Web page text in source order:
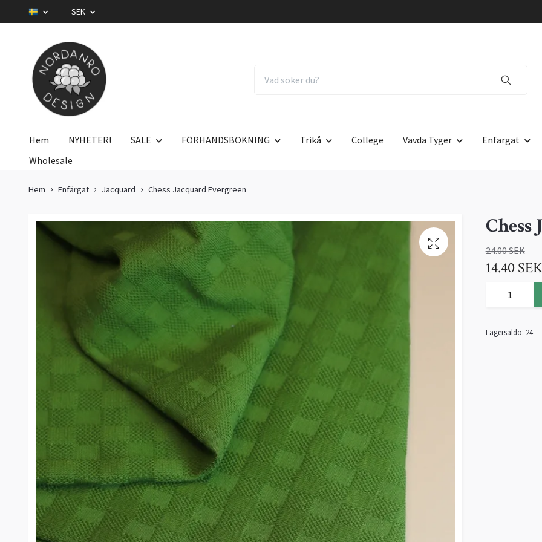
SEK
Hem NYHETER! SALE FÖRHANDSBOKNING Trikå College Vävda Tyger
Enfärgat
Wholesale
Hem Enfärgat Jacquard Chess Jacquard Evergreen
Chess
24.00 SEK
14.40 SEK
Lagersaldo: 24